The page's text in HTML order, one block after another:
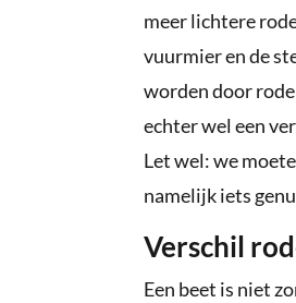
meer lichtere
vuurmier en de
worden door
echter wel een
Let wel: we
namelijk iets
Verschil
Een beet is niet